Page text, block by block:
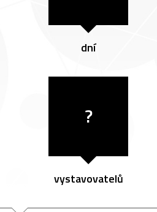
dní
?
vystavovatelů